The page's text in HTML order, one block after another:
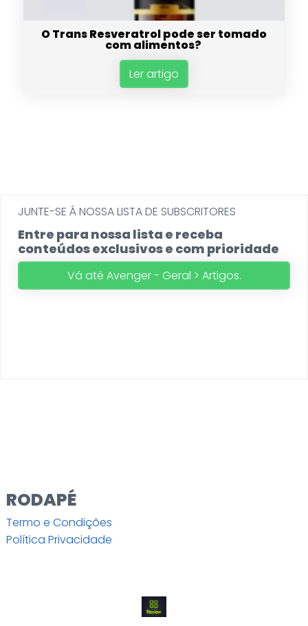
O Trans Resveratrol pode ser tomado
com alimentos?
Ler artigo
JUNTE-SE Á NOSSA LISTA DE SUBSCRITORES
Entre para nossa lista e receba
conteúdos exclusivos e com prioridade
Vá até Avenger - Geral > Artigos.
RODAPÉ
Termo e Condições
Política Privacidade